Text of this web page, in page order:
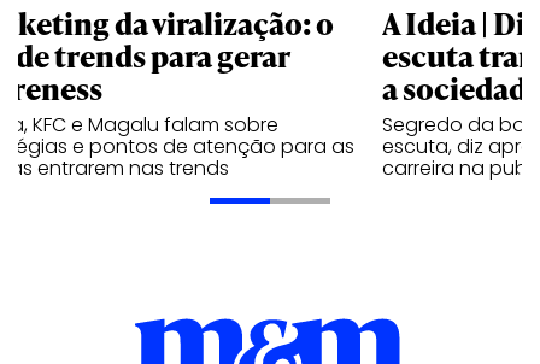
da viralização: o
de trends para gerar
KFC e Magalu falam sobre
e pontos de atenção para as
entrarem nas trends
A Ideia |
escuta
a
Segredo da
escuta, diz
carreira na